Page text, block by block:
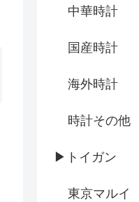
中華時計
国産時計
海外時計
時計その他
▶トイガン
東京マルイ